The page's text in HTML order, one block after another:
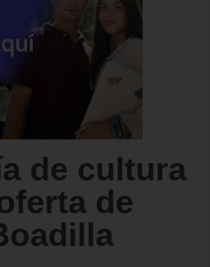
de cultura
de